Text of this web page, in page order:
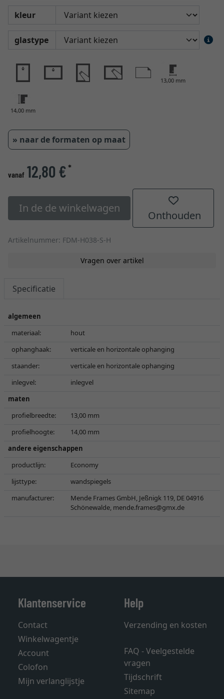
kleur
glastype
13,00 mm
14,00 mm
» naar de formaten op maat
vanaf 12,80 €*
In de de winkelwagen
Onthouden
Artikelnummer: FDM-H038-S-H
Vragen over artikel
Specificatie
algemeen
materiaal:
hout
ophanghaak:
verticale en horizontale ophanging
staander:
verticale en horizontale ophanging
inlegvel:
inlegvel
maten
profielbreedte:
13,00 mm
profielhoogte:
14,00 mm
andere eigenschappen
productlijn:
Economy
lijsttype:
wandspiegels
manufacturer:
Mende Frames GmbH, Jeßnigk 119, DE 04916
Schönewalde, mende.frames@gmx.de
Klantenservice
Contact
Winkelwagentje
Account
Colofon
Mijn verlanglijstje
Help
Verzending en kosten
FAQ - Veelgestelde
vragen
Tijdschrift
Sitemap